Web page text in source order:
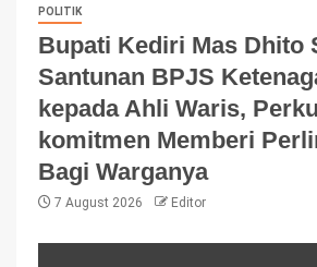
POLITIK
Bupati Kediri Mas Dhito
Santunan BPJS
kepada Ahli Waris,
komitmen Memberi
Bagi Warganya
7 August 2026 Editor